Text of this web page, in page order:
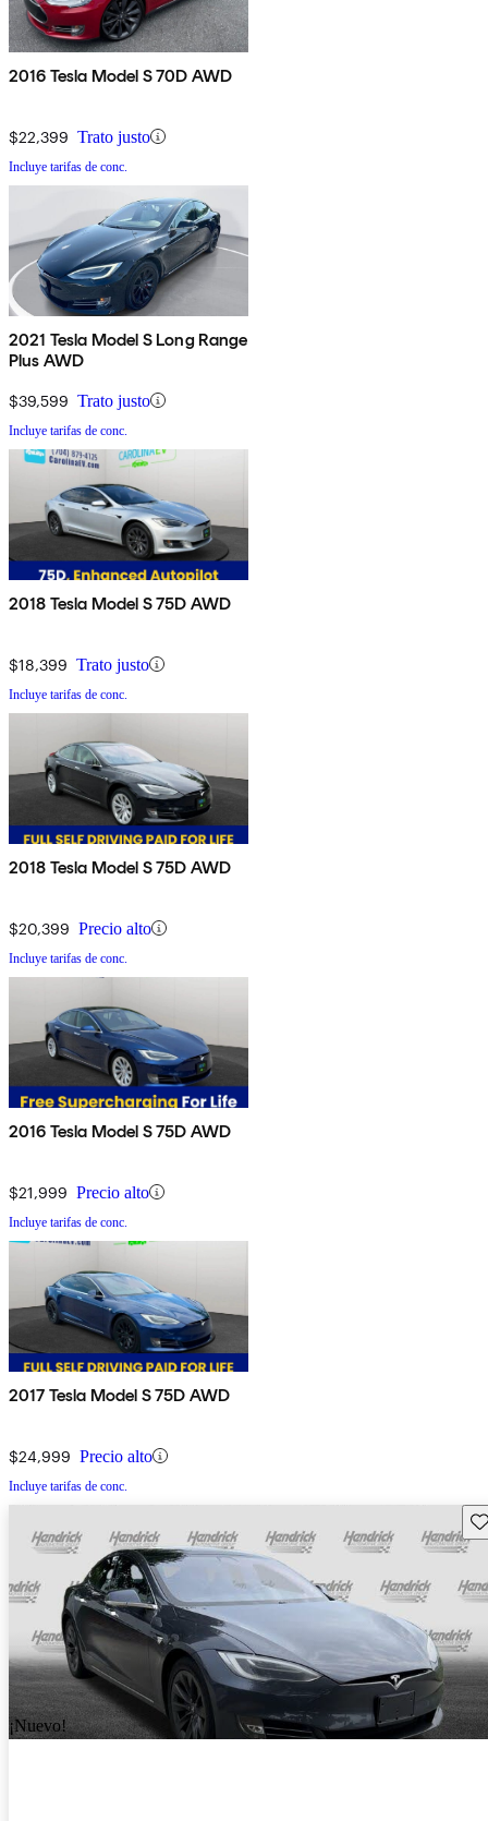
2016 Tesla Model S 70D AWD
$22,399 Trato justo
Incluye tarifas de conc.
2021 Tesla Model S Long Range
Plus AWD
$39,599 Trato justo
Incluye tarifas de conc.
2018 Tesla Model S 75D AWD
$18,399 Trato justo
Incluye tarifas de conc.
2018 Tesla Model S 75D AWD
$20,399 Precio alto
Incluye tarifas de conc.
2016 Tesla Model S 75D AWD
$21,999 Precio alto
Incluye tarifas de conc.
2017 Tesla Model S 75D AWD
$24,999 Precio alto
Incluye tarifas de conc.
¡Nuevo!